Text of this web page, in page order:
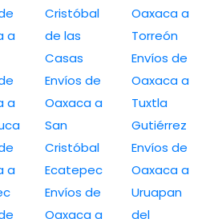
a
a
a
Cristóbal
de las
Casas
Envíos de
Oaxaca a
San
Cristóbal
Ecatepec
Envíos de
Oaxaca a
Oaxaca a
Torreón
Envíos de
Oaxaca a
Tuxtla
Gutiérrez
Envíos de
Oaxaca a
Uruapan
del